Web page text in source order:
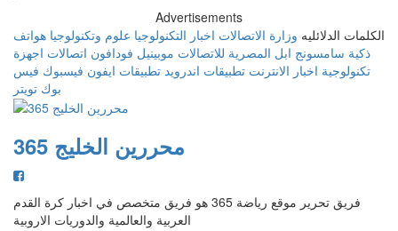
Advertisements
الكلمات الدلائليه وزارة الاتصالات اخبار التكنولوجيا علوم وتكنولوجيا هواتف
ذكية سامسونج ابل المصرية للاتصالات موبينيل فودافون اتصالات اجهزة
تكنولوجية اخبار الانترنت تطبيقات اندرويد تطبيقات ايفون فيسبوك فيس
بوك تويتر
محررين الخليج 365
فريق تحرير موقع رياضة 365 هو فريق متخصص في اخبار كرة القدم
العربية والعالمية والدوريات الاروبية